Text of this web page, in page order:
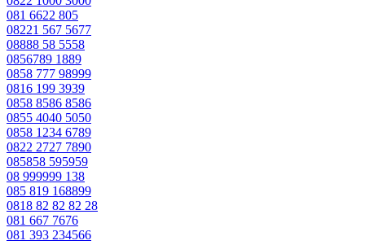
081 6622 805
08221 567 5677
08888 58 5558
0856789 1889
0858 777 98999
0816 199 3939
0858 8586 8586
0855 4040 5050
0858 1234 6789
0822 2727 7890
085858 595959
08 999999 138
085 819 168899
0818 82 82 82 28
081 667 7676
081 393 234566